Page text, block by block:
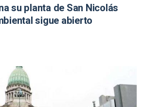
su planta de San Nicolás
sigue abierto